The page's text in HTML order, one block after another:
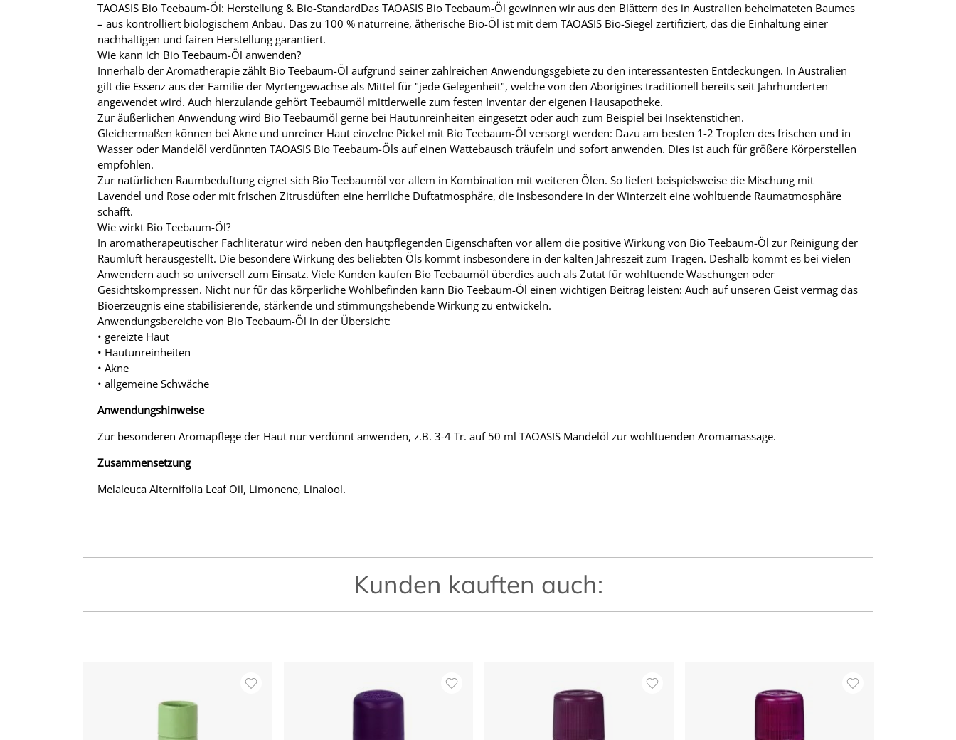
TAOASIS Bio Teebaum-Öl: Herstellung & Bio-StandardDas TAOASIS Bio Teebaum-Öl gewinnen wir aus den Blättern des in Australien beheimateten Baumes
– aus kontrolliert biologischem Anbau. Das zu 100 % naturreine, ätherische Bio-Öl ist mit dem TAOASIS Bio-Siegel zertifiziert, das die Einhaltung einer
nachhaltigen und fairen Herstellung garantiert.
Wie kann ich Bio Teebaum-Öl anwenden?
Innerhalb der Aromatherapie zählt Bio Teebaum-Öl aufgrund seiner zahlreichen Anwendungsgebiete zu den interessantesten Entdeckungen. In Australien
gilt die Essenz aus der Familie der Myrtengewächse als Mittel für "jede Gelegenheit", welche von den Aborigines traditionell bereits seit Jahrhunderten
angewendet wird. Auch hierzulande gehört Teebaumöl mittlerweile zum festen Inventar der eigenen Hausapotheke.
Zur äußerlichen Anwendung wird Bio Teebaumöl gerne bei Hautunreinheiten eingesetzt oder auch zum Beispiel bei Insektenstichen.
Gleichermaßen können bei Akne und unreiner Haut einzelne Pickel mit Bio Teebaum-Öl versorgt werden: Dazu am besten 1-2 Tropfen des frischen und in
Wasser oder Mandelöl verdünnten TAOASIS Bio Teebaum-Öls auf einen Wattebausch träufeln und sofort anwenden. Dies ist auch für größere Körperstellen
empfohlen.
Zur natürlichen Raumbeduftung eignet sich Bio Teebaumöl vor allem in Kombination mit weiteren Ölen. So liefert beispielsweise die Mischung mit
Lavendel und Rose oder mit frischen Zitrusdüften eine herrliche Duftatmosphäre, die insbesondere in der Winterzeit eine wohltuende Raumatmosphäre
schafft.
Wie wirkt Bio Teebaum-Öl?
In aromatherapeutischer Fachliteratur wird neben den hautpflegenden Eigenschaften vor allem die positive Wirkung von Bio Teebaum-Öl zur Reinigung der
Raumluft herausgestellt. Die besondere Wirkung des beliebten Öls kommt insbesondere in der kalten Jahreszeit zum Tragen. Deshalb kommt es bei vielen
Anwendern auch so universell zum Einsatz. Viele Kunden kaufen Bio Teebaumöl überdies auch als Zutat für wohltuende Waschungen oder
Gesichtskompressen. Nicht nur für das körperliche Wohlbefinden kann Bio Teebaum-Öl einen wichtigen Beitrag leisten: Auch auf unseren Geist vermag das
Bioerzeugnis eine stabilisierende, stärkende und stimmungshebende Wirkung zu entwickeln.
Anwendungsbereiche von Bio Teebaum-Öl in der Übersicht:
• gereizte Haut
• Hautunreinheiten
• Akne
• allgemeine Schwäche
Anwendungshinweise
Zur besonderen Aromapflege der Haut nur verdünnt anwenden, z.B. 3-4 Tr. auf 50 ml TAOASIS Mandelöl zur wohltuenden Aromamassage.
Zusammensetzung
Melaleuca Alternifolia Leaf Oil, Limonene, Linalool.
Kunden kauften auch: